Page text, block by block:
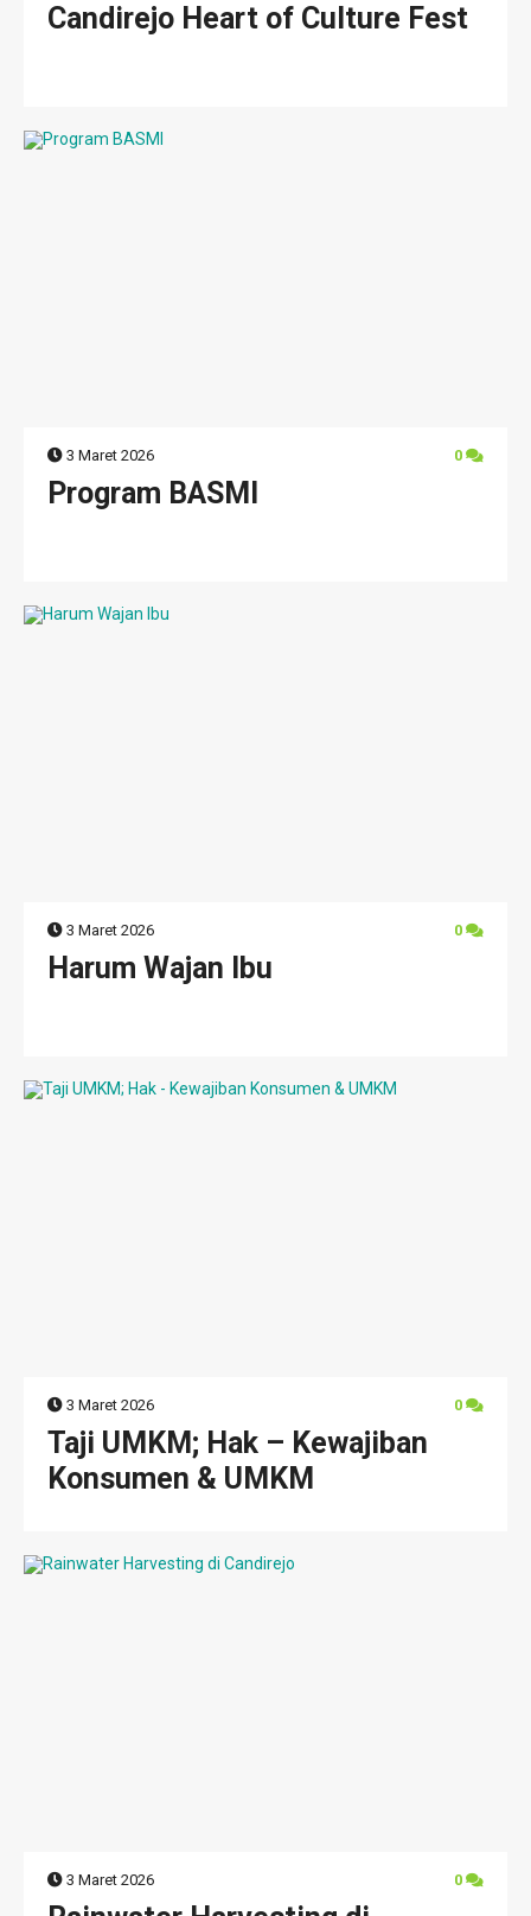
Candirejo Heart of Culture Fest
3 Maret 2026 0
Program BASMI
3 Maret 2026 0
Harum Wajan Ibu
3 Maret 2026 0
Taji UMKM; Hak – Kewajiban
Konsumen & UMKM
3 Maret 2026 0